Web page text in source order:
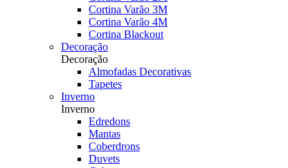
Cortina Varão 3M
Cortina Varão 4M
Cortina Blackout
Decoração
Decoração
Almofadas Decorativas
Tapetes
Inverno
Inverno
Edredons
Mantas
Coberdrons
Duvets